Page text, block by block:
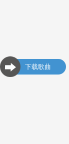
下载歌曲